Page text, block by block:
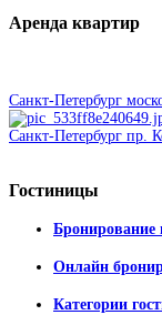
Аренда квартир
Санкт-Петербург
Санкт-Петербург пр.
Гостиницы
Бронирование
Онлайн
Категории